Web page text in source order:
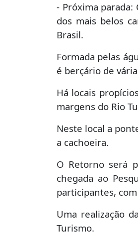
- Próxima
dos mais belos
Brasil.
Formada pelas
é berçário de
Há locais
margens do Rio
Neste local a
a cachoeira.
O Retorno será
chegada ao
participantes,
Uma realização
Turismo.